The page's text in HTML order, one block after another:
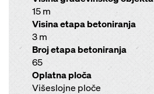
15 m
Visina etapa betoniranja
3 m
Broj etapa betoniranja
65
Oplatna ploča
Višeslojne ploče